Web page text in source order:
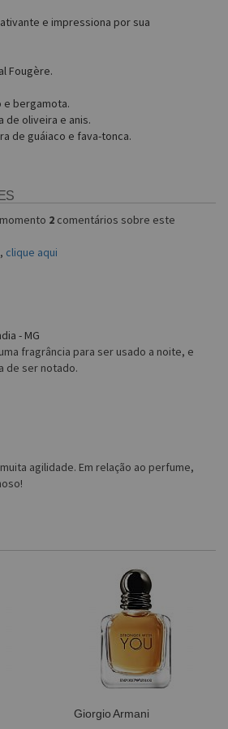
e impressiona por sua
Fougère.
e bergamota.
de oliveira e anis.
de guáiaco e fava-tonca.
2 comentários sobre este
clique aqui
- MG
fragrância para ser usado a noite, e
de ser notado.
agilidade. Em relação ao perfume,
Giorgio Armani